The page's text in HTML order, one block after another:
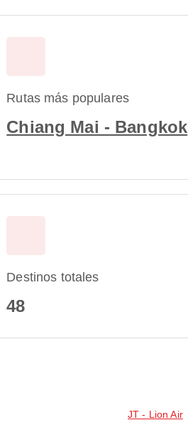
Rutas más populares
Chiang Mai - Bangkok
Destinos totales
48
JT - Lion Air